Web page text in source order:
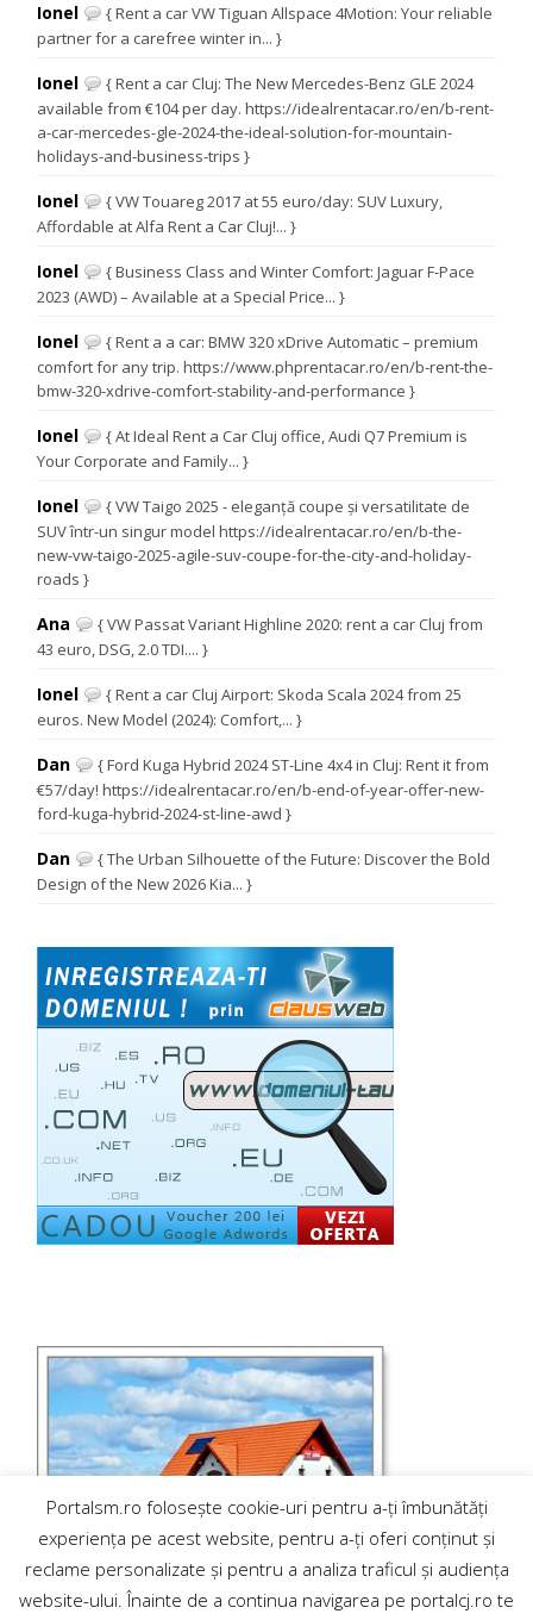
Ionel
{ Rent a car VW Tiguan Allspace 4Motion: Your reliable
partner for a carefree winter in... }
Ionel
{ Rent a car Cluj: The New Mercedes-Benz GLE 2024
available from €104 per day. https://idealrentacar.ro/en/b-rent-
a-car-mercedes-gle-2024-the-ideal-solution-for-mountain-
holidays-and-business-trips }
Ionel
{ VW Touareg 2017 at 55 euro/day: SUV Luxury,
Affordable at Alfa Rent a Car Cluj!... }
Ionel
{ Business Class and Winter Comfort: Jaguar F-Pace
2023 (AWD) – Available at a Special Price... }
Ionel
{ Rent a a car: BMW 320 xDrive Automatic – premium
comfort for any trip. https://www.phprentacar.ro/en/b-rent-the-
bmw-320-xdrive-comfort-stability-and-performance }
Ionel
{ At Ideal Rent a Car Cluj office, Audi Q7 Premium is
Your Corporate and Family... }
Ionel
{ VW Taigo 2025 - eleganță coupe și versatilitate de
SUV într-un singur model https://idealrentacar.ro/en/b-the-
new-vw-taigo-2025-agile-suv-coupe-for-the-city-and-holiday-
roads }
Ana
{ VW Passat Variant Highline 2020: rent a car Cluj from
43 euro, DSG, 2.0 TDI.... }
Ionel
{ Rent a car Cluj Airport: Skoda Scala 2024 from 25
euros. New Model (2024): Comfort,... }
Dan
{ Ford Kuga Hybrid 2024 ST-Line 4x4 in Cluj: Rent it from
€57/day! https://idealrentacar.ro/en/b-end-of-year-offer-new-
ford-kuga-hybrid-2024-st-line-awd }
Dan
{ The Urban Silhouette of the Future: Discover the Bold
Design of the New 2026 Kia... }
Portalsm.ro folosește cookie-uri pentru a-ți îmbunătăți
experiența pe acest website, pentru a-ți oferi conținut și
reclame personalizate și pentru a analiza traficul și audiența
website-ului. Înainte de a continua navigarea pe portalcj.ro te